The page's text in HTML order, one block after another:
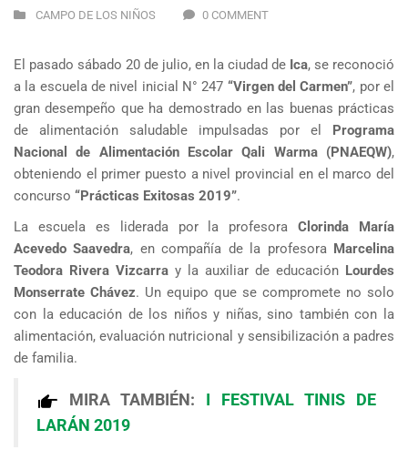
CAMPO DE LOS NIÑOS 0 COMMENT
El pasado sábado 20 de julio, en la ciudad de Ica, se reconoció
a la escuela de nivel inicial N° 247 “Virgen del Carmen”, por el
gran desempeño que ha demostrado en las buenas prácticas
de alimentación saludable impulsadas por el Programa
Nacional de Alimentación Escolar Qali Warma (PNAEQW),
obteniendo el primer puesto a nivel provincial en el marco del
concurso “Prácticas Exitosas 2019”.
La escuela es liderada por la profesoraClorinda María
Acevedo Saavedra, en compañía de la profesora Marcelina
Teodora Rivera Vizcarra y la auxiliar de educación Lourdes
Monserrate Chávez. Un equipo que se compromete no solo
con la educación de los niños y niñas, sino también con la
alimentación, evaluación nutricional y sensibilización a padres
de familia.
MIRA TAMBIÉN:
I FESTIVAL TINIS DE
LARÁN 2019